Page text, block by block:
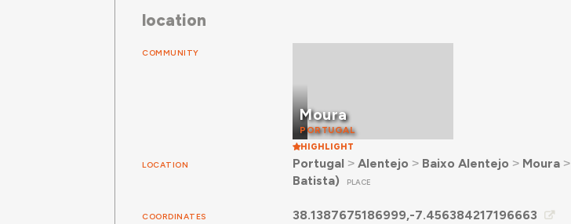
location
COMMUNITY
Moura
PORTUGAL
HIGHLIGHT
LOCATION Portugal ˃ Alentejo ˃ Baixo Alentejo ˃ Moura˃
Batista)
PLACE
COORDINATES 38.1387675186999,-7.456384217196663